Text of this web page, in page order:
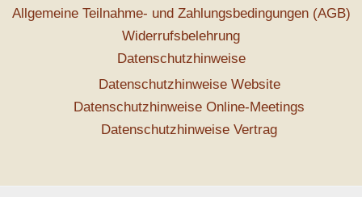
Allgemeine Teilnahme- und Zahlungsbedingungen (AGB)
Widerrufsbelehrung
Datenschutzhinweise
Datenschutzhinweise Website
Datenschutzhinweise Online-Meetings
Datenschutzhinweise Vertrag